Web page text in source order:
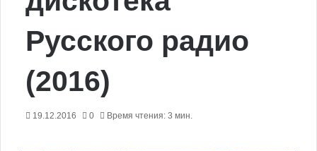
Русского радио
(2016)
19.12.2016 0 Время чтения: 3 мин.